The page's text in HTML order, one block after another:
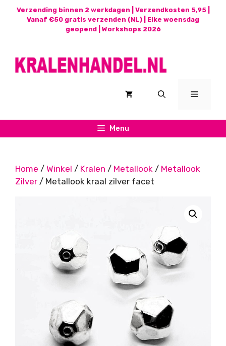
Verzending binnen 2 werkdagen | Verzendkosten 5,95 |
Vanaf €50 gratis verzenden (NL) | Elke woensdag
geopend | Workshops 2026
Menu
Menu
Home / Winkel / Kralen / Metallook / Metallook
Zilver / Metallook kraal zilver facet